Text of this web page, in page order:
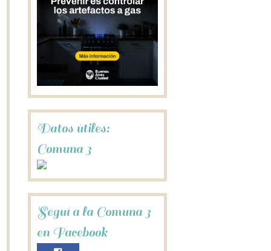
Datos útiles:
Comuna 3
Seguí a la Comuna 3
en Facebook